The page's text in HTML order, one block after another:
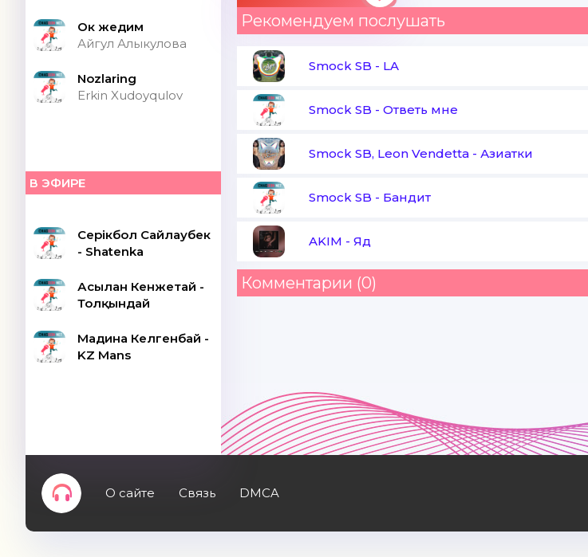
Ок жедим
Айгул Алыкулова
Nozlaring
Erkin Xudoyqulov
В ЭФИРЕ
Серікбол Сайлаубек
- Shatenka
Асылан Кенжетай -
Толқындай
Мадина Келгенбай -
KZ Mans
Рекомендуем послушать
Smock SB - LA
Smock SB - Ответь мне
Smock SB, Leon Vendetta - Азиатки
Smock SB - Бандит
AKIM - Яд
Комментарии (0)
О сайте Связь DMCA